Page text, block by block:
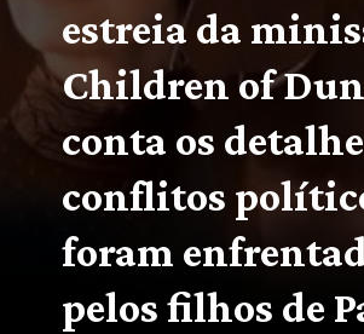
estreia da
Children of
conta os
conflitos
foram
pelos filhos de